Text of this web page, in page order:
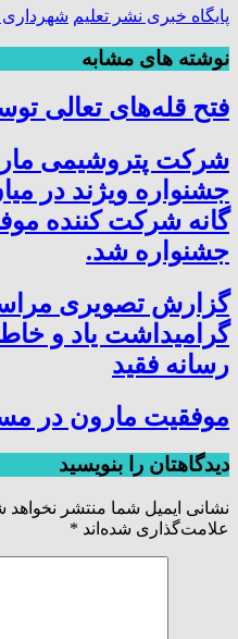
پایگاه خبری نشر تعلیم شهرداری
نوشته های مشابه
فتح‌ قله‌های تعالی
شرکت پتروشیمی
جشنواره ویژند در
گانه شرکت کننده
جشنواره شد.
گزارش تصویری
گرامیداشت یاد و
رسانه فقید
موفقیت مارون در
دیدگاهتان را بنویسید
نشانی ایمیل شما منتشر نخواهد
علامت‌گذاری شده‌اند *